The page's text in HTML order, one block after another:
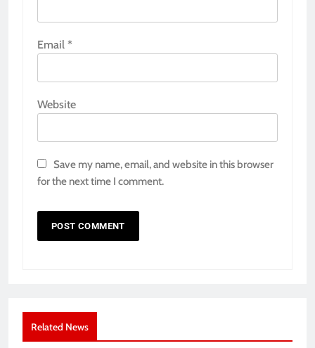
Email *
Website
Save my name, email, and website in this browser
for the next time I comment.
Related News